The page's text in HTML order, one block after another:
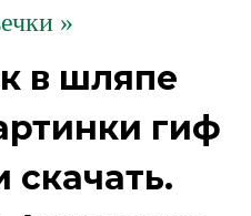
»
в шляпе
гиф
скачать.